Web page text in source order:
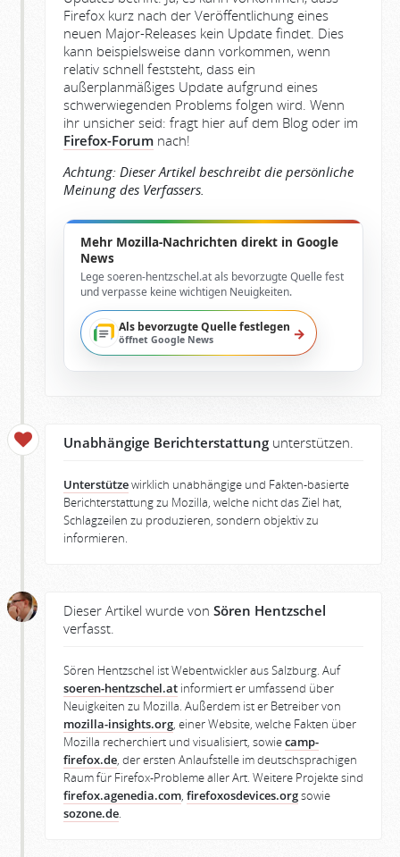
Firefox kurz nach der Veröffentlichung eines
neuen Major-Releases kein Update findet. Dies
kann beispielsweise dann vorkommen, wenn
relativ schnell feststeht, dass ein
außerplanmäßiges Update aufgrund eines
schwerwiegenden Problems folgen wird. Wenn
ihr unsicher seid: fragt hier auf dem Blog oder im
Firefox-Forum nach!
Achtung: Dieser Artikel beschreibt die persönliche
Meinung des Verfassers.
Mehr Mozilla-Nachrichten direkt in Google
News
Lege soeren-hentzschel.at als bevorzugte Quelle fest
und verpasse keine wichtigen Neuigkeiten.
Als bevorzugte Quelle festlegen
öffnet Google News →
Unabhängige Berichterstattung unterstützen.
Unterstützewirklich unabhängige und Fakten-basierte
Berichterstattung zu Mozilla, welche nicht das Ziel hat,
Schlagzeilen zu produzieren, sondern objektiv zu
informieren.
Dieser Artikel wurde von Sören Hentzschel
verfasst.
Sören Hentzschel ist Webentwickler aus Salzburg. Auf
soeren-hentzschel.at informiert er umfassend über
Neuigkeiten zu Mozilla. Außerdem ist er Betreiber von
mozilla-insights.org, einer Website, welche Fakten über
Mozilla recherchiert und visualisiert, sowiecamp-
firefox.de, der ersten Anlaufstelle im deutschsprachigen
Raum für Firefox-Probleme aller Art. Weitere Projekte sind
firefox.agenedia.com, firefoxosdevices.orgsowie
sozone.de.